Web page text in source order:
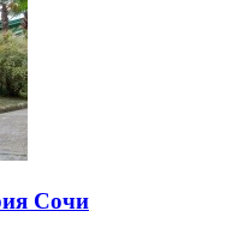
Сочи